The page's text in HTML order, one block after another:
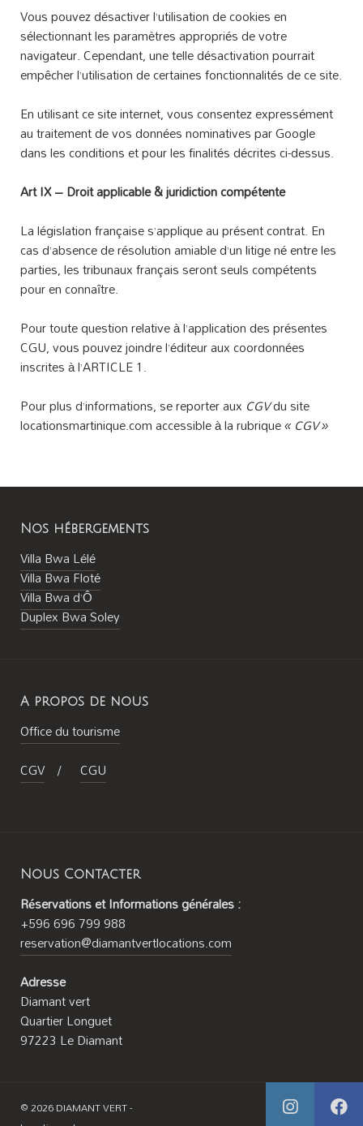
Vous pouvez désactiver l’utilisation de cookies en
sélectionnant les paramètres appropriés de votre
navigateur. Cependant, une telle désactivation pourrait
empêcher l’utilisation de certaines fonctionnalités de ce site.
En utilisant ce site internet, vous consentez expressément
au traitement de vos données nominatives par Google
dans les conditions et pour les finalités décrites ci-dessus.
Art IX – Droit applicable & juridiction compétente
La législation française s’applique au présent contrat. En
cas d’absence de résolution amiable d’un litige né entre les
parties, les tribunaux français seront seuls compétents
pour en connaître.
Pour toute question relative à l’application des présentes
CGU, vous pouvez joindre l’éditeur aux coordonnées
inscrites à l’ARTICLE 1.
Pour plus d’informations, se reporter aux CGVdu site
locationsmartinique.com accessible à la rubrique« CGV »
Nos hébergements
Villa Bwa Lélé
Villa Bwa Floté
Villa Bwa d’Ô
Duplex Bwa Soley
A propos de nous
Office du tourisme
CGV / CGU
Nous Contacter
Réservations et Informations générales :
+596 696 799 988
reservation@diamantvertlocations.com
Adresse
Diamant vert
Quartier Longuet
97223 Le Diamant
© 2026 DIAMANT VERT -